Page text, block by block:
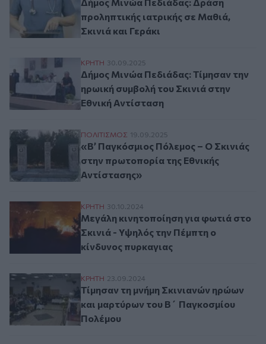
προληπτικής ιατρικής σε Μαθιά,
Σκινιά και Γεράκι
Δήμος Μινώα Πεδιάδας: Τίμησαν την
ΚΡΗΤΗ 30.09.2025
Δήμος Μινώα Πεδιάδας: Τίμησαν την
ηρωική συμβολή του Σκινιά στην
Εθνική Αντίσταση
«Β’ Παγκόσμιος Πόλεμος – Ο Σκινιάς
ΠΟΛΙΤΙΣΜΟΣ 19.09.2025
«Β’ Παγκόσμιος Πόλεμος – Ο Σκινιάς
στην πρωτοπορία της Εθνικής
Αντίστασης»
Μεγάλη κινητοποίηση για φωτιά στο
ΚΡΗΤΗ 30.10.2024
Μεγάλη κινητοποίηση για φωτιά στο
Σκινιά - Υψηλός την Πέμπτη ο
κίνδυνος πυρκαγιας
Τίμησαν τη μνήμη Σκινιανών ηρώων και
ΚΡΗΤΗ 23.09.2024
Τίμησαν τη μνήμη Σκινιανών ηρώων
και μαρτύρων του Β΄ Παγκοσμίου
Πολέμου